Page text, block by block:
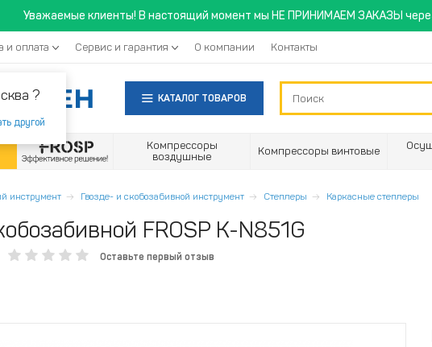
Уважаемые клиенты! В настоящий момент мы НЕ ПРИНИМАЕМ ЗАКАЗЫ
?
другой
и оплата Сервис и гарантия О компании Контакты
КАТАЛОГ ТОВАРОВ
Компрессоры
воздушные
Компрессоры винтовые
инструмент Гвозде- и скобозабивной инструмент Степлеры Каркасные степлеры
FROSP K-N851G
Оставьте первый отзыв